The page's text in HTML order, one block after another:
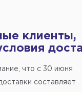
5 шт.
2 шт.
клиенты,
что c 30 июня
составляет